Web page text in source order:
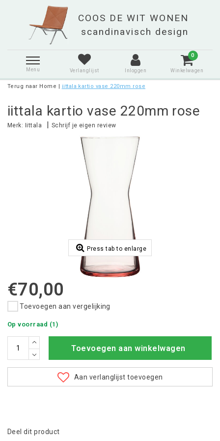
Menu Verlanglijst Inloggen
0
Winkelwagen
Terug naar Home | iittala kartio vase 220mm rose
iittala kartio vase 220mm rose
Merk: Iittala | Schrijf je eigen review
Press tab to enlarge
€70,00
Toevoegen aan vergelijking
Op voorraad (1)
Toevoegen aan winkelwagen
Aan verlanglijst toevoegen
Deel dit product